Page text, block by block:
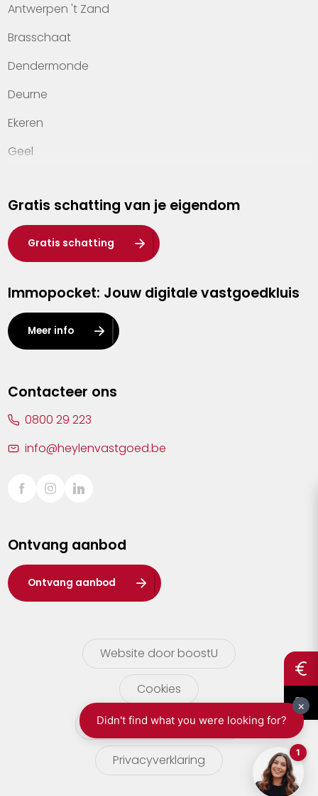
Kantoren
Veelgestelde vragen
Werken bij Heylen Vastgoed
Contact
Antwerpen 't Zand
Brasschaat
Dendermonde
Deurne
Ekeren
Geel
Hasselt
Heist-op-den-Berg
Herentals
Kalmthout
Leuven
Lier
Sint-Truiden
Waasland
Wuustwezel
Zoersel
Gratis schatting van je eigendom
Gratis schatting
Immopocket: Jouw digitale vastgoedkluis
Meer info
Contacteer ons
0800 29 223
info@heylenvastgoed.be
Ontvang aanbod
Ontvang aanbod
Website door boostU
Cookies
gebruikersvoorwaarden
Privacyverklaring